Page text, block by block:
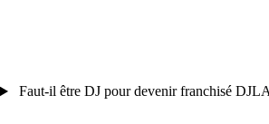
Faut-il être DJ pour devenir franchisé